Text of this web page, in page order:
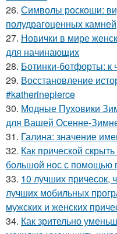
26. Символы роскоши:
полудрагоценных камней
27. Новички в мире
для начинающих
28. Ботинки-ботфорты: к
29. Восстановление
#katherinepierce
30. Модные Пуховики
для Вашей Осенне-
31. Галина: значение
32. Как прической
большой нос с помощью
33. 10 лучших причесок,
лучших мобильных
мужских и женских
34. Как зрительно